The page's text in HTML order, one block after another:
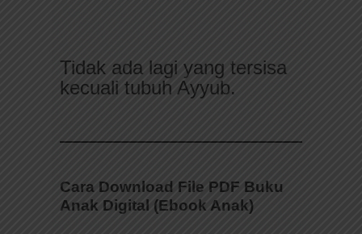
Tidak ada lagi yang tersisa
kecuali tubuh Ayyub.
Cara Download File PDF Buku
Anak Digital (Ebook Anak)